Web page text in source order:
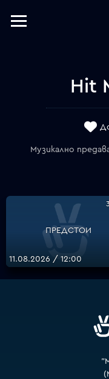
Hit
Музикално
ПРЕДСТОИ
11.08.2026 / 12:00